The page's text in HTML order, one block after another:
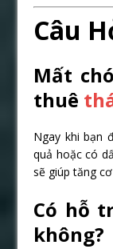
Câu
Mất
thuê
Ngay khi bạn
quả hoặc có
sẽ giúp tăng
Có hỗ
không?